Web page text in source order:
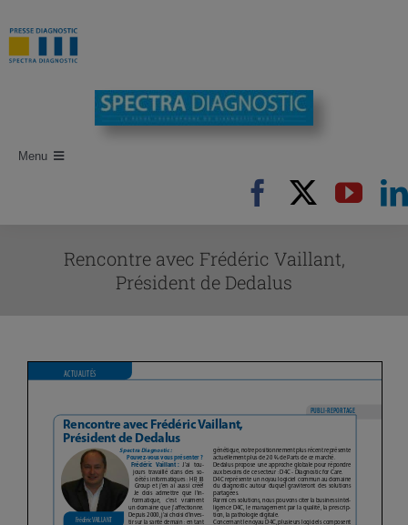
au
contenu
Menu
Manifestations
Abonnements
Rencontre avec Frédéric Vaillant,
Président de Dedalus